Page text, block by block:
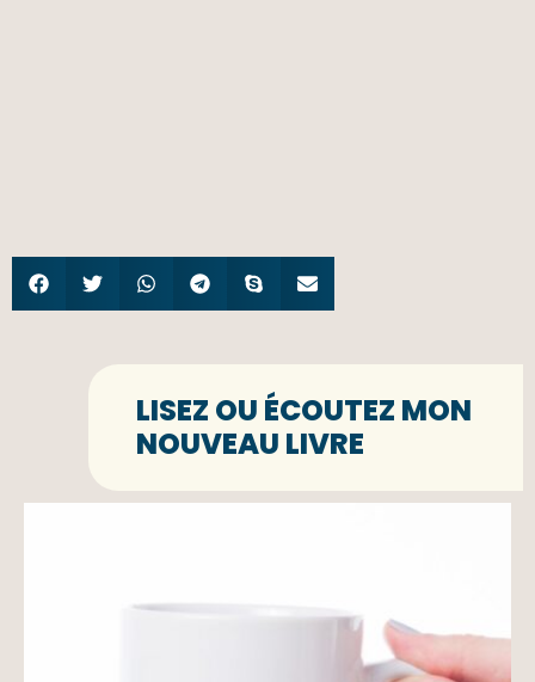
LISEZ OU ÉCOUTEZ MON
NOUVEAU LIVRE